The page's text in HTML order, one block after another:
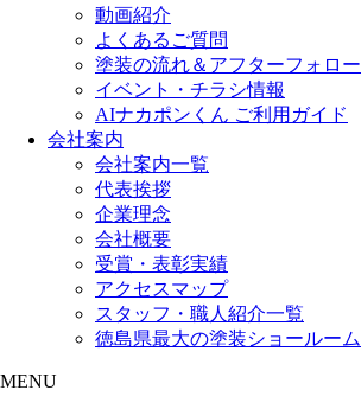
動画紹介
よくあるご質問
塗装の流れ＆アフターフォロー
イベント・チラシ情報
AIナカポンくん ご利用ガイド
会社案内
会社案内一覧
代表挨拶
企業理念
会社概要
受賞・表彰実績
アクセスマップ
スタッフ・職人紹介一覧
徳島県最大の塗装ショールーム
MENU